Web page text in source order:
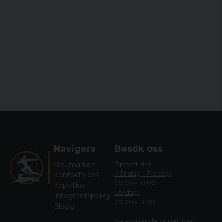
Navigera
Varumärken
Kontakta oss
Köpvillkor
Integritetspolicy
Blogg
Besök oss
Öppettider
Måndag - Fredag:
09.00 - 18.00
Lördag:
09.00 - 14.00